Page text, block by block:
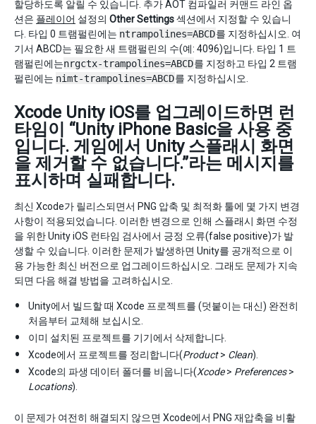
할당하도록 알릴 수 있습니다. 추가 AOT 컴파일러 커맨드 라인 옵
션은 플레이어 설정의 Other Settings섹션에서 지정할 수 있습니
다. 타입 0 트램펄린에는 ntrampolines=ABCD를 지정하십시오. 여
기서 ABCD는 필요한 새 트램펄린의 수(예: 4096)입니다. 타입 1 트
램펄린에는nrgctx-trampolines=ABCD를 지정하고 타입 2 트램
펄린에는 nimt-trampolines=ABCD를 지정하십시오.
Xcode Unity iOS를 업그레이드하면 런
타임이 “Unity iPhone Basic을 사용 중
입니다. 게임에서 Unity 스플래시 화면
을 제거할 수 없습니다.”라는 메시지를
표시하며 실패합니다.
최신 Xcode가 릴리스되면서 PNG 압축 및 최적화 툴에 몇 가지 변경
사항이 적용되었습니다. 이러한 변경으로 인해 스플래시 화면 수정
을 위한 Unity iOS 런타임 검사에서 긍정 오류(false positive)가 발
생할 수 있습니다. 이러한 문제가 발생하면 Unity를 공개적으로 이
용 가능한 최신 버전으로 업그레이드하십시오. 그래도 문제가 지속
되면 다음 해결 방법을 고려하십시오.
Unity에서 빌드할 때 Xcode 프로젝트를 (덧붙이는 대신) 완전히
처음부터 교체해 보십시오.
이미 설치된 프로젝트를 기기에서 삭제합니다.
Xcode에서 프로젝트를 정리합니다(Product> Clean).
Xcode의 파생 데이터 폴더를 비웁니다(Xcode> Preferences>
Locations).
이 문제가 여전히 해결되지 않으면 Xcode에서 PNG 재압축을 비활